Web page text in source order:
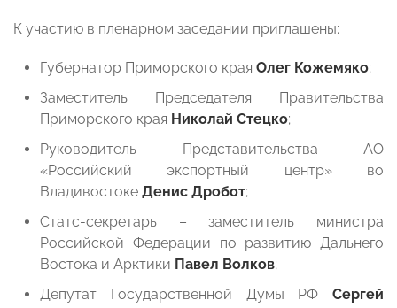
К участию в пленарном заседании приглашены:
Губернатор Приморского края Олег Кожемяко;
Заместитель Председателя Правительства
Приморского края Николай Стецко;
Руководитель Представительства АО
«Российский экспортный центр» во
Владивостоке Денис Дробот;
Статс-секретарь – заместитель министра
Российской Федерации по развитию Дальнего
Востока и Арктики Павел Волков;
Депутат Государственной Думы РФ Сергей